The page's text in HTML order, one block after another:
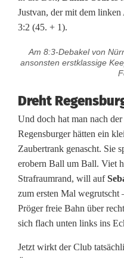
h
i
b
u
d
e
i
n
Justvan, der mit dem
3:2 (45. + 1).
Am 8:3-Debakel von
ansonsten erstklassige
Dreht
Und doch hat man nach
Regensburger hätten ein
Zaubertrank genascht. Sie
erobern Ball um Ball. Viet
Strafraumrand, will auf
zum ersten Mal wegrutscht
Pröger freie Bahn über
sich flach unten links ins
Jetzt wirkt der Club